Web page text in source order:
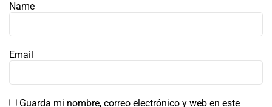
Name
Email
Guarda mi nombre, correo electrónico y web en este